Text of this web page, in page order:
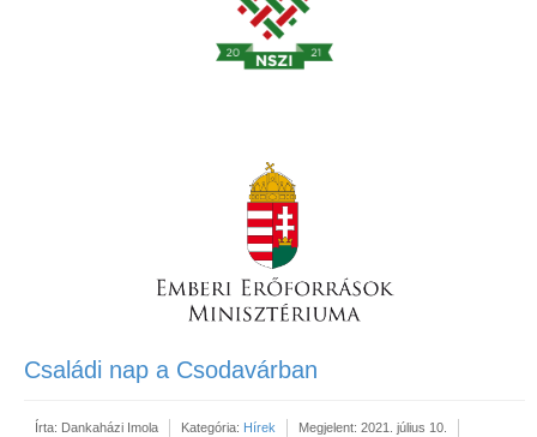
Családi nap a Csodavárban
Írta: Dankaházi Imola Kategória: Hírek
Megjelent: 2021. július 10.